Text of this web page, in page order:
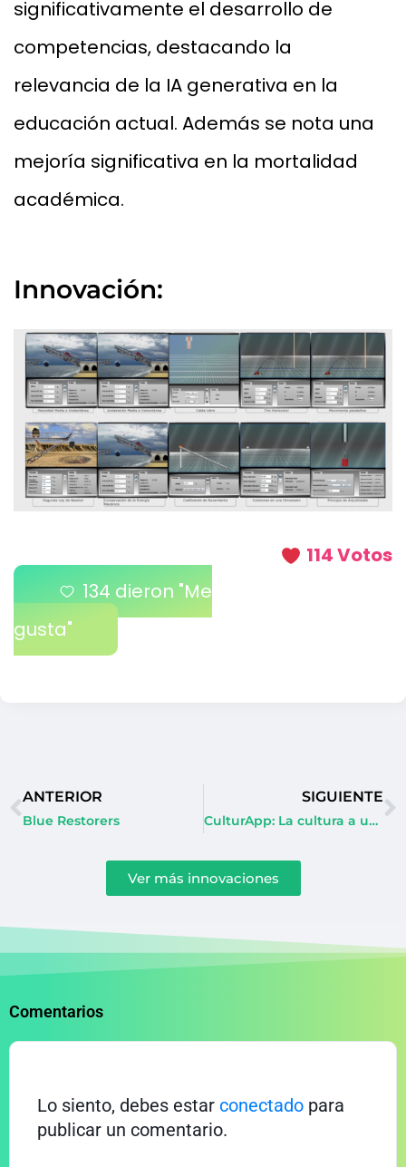
significativamente el desarrollo de
competencias, destacando la
relevancia de la IA generativa en la
educación actual. Además se nota una
mejoría significativa en la mortalidad
académica.
Innovación:
114 Votos
134 dieron "Me
gusta"
ANTERIOR
Blue Restorers
SIGUIENTE
CulturApp: La cultura a un touch
Ver más innovaciones
Comentarios
Lo siento, debes estar conectado para
publicar un comentario.